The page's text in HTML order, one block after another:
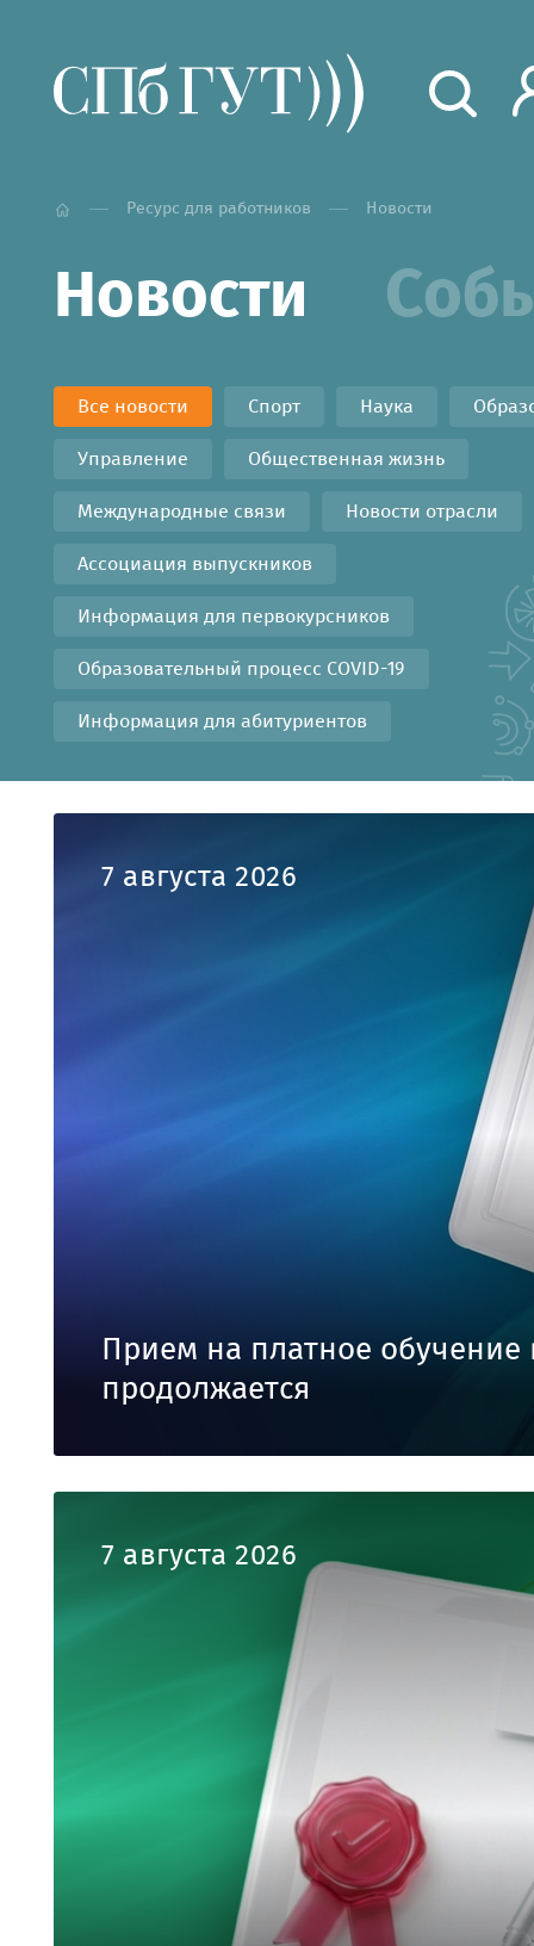
Ресурс для работников Новости
Новости
Все новости Спорт Наука
Управление Общественная жизнь
Международные связи Новости отрасли
Ассоциация выпускников
Информация для первокурсников
Образовательный процесс COVID-19
Информация для абитуриентов
7 августа 2026
Прием на платное обучение
продолжается
7 августа 2026